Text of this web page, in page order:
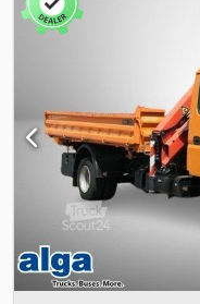
4 350 mm
aukštis:
,
šildytuvas, borto
reguliavimas,
kontrolė, oro